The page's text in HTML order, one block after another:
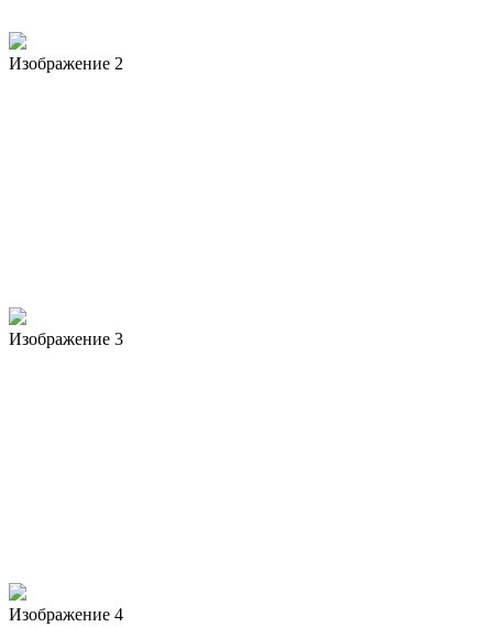
Изображение 2
Изображение 3
Изображение 4